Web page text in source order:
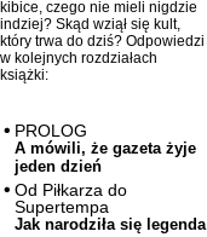
kibice, czego nie mieli nigdzie
indziej? Skąd wziął się kult,
który trwa do dziś? Odpowiedzi
w kolejnych rozdziałach
książki:
PROLOG
A mówili, że gazeta żyje
jeden dzień
Od Piłkarza do
Supertempa
Jak narodziła się legenda